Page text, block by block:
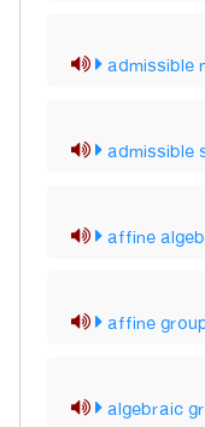
admissible
admissible
affine
affine
algebraic